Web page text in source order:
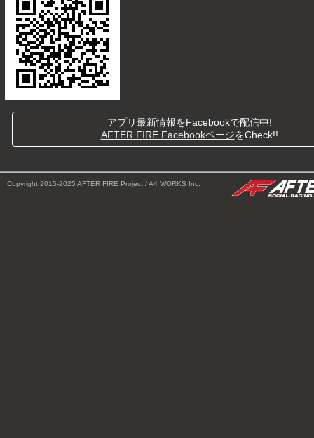
アプリ最新情報をFacebookで配信中!
AFTER FIRE FacebookページをCheck!!
Copyright 2015-2025 AFTER FIRE Project /A4 WORKS Inc.